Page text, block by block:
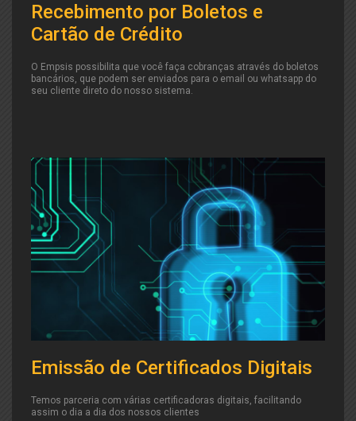
Recebimento por Boletos e
Cartão de Crédito
O Empsis possibilita que você faça cobranças através do boletos
bancários, que podem ser enviados para o email ou whatsapp do
seu cliente direto do nosso sistema.
Emissão de Certificados Digitais
Temos parceria com várias certificadoras digitais, facilitando
assim o dia a dia dos nossos clientes